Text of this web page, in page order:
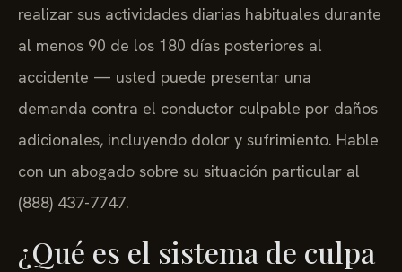
realizar sus actividades diarias habituales durante
al menos 90 de los 180 días posteriores al
accidente — usted puede presentar una
demanda contra el conductor culpable por daños
adicionales, incluyendo dolor y sufrimiento. Hable
con un abogado sobre su situación particular al
(888) 437-7747.
¿Qué es el sistema de culpa